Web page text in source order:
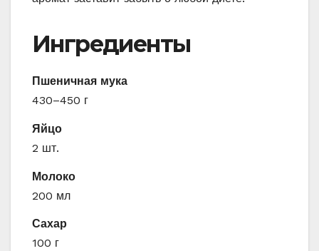
Ингредиенты
Пшеничная мука
430–450 г
Яйцо
2 шт.
Молоко
200 мл
Сахар
100 г